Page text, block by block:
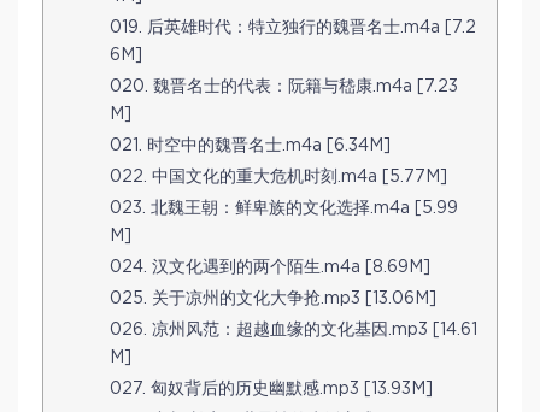
019. 后英雄时代：特立独行的魏晋名士.m4a [7.2
6M]
020. 魏晋名士的代表：阮籍与嵇康.m4a [7.23
M]
021. 时空中的魏晋名士.m4a [6.34M]
022. 中国文化的重大危机时刻.m4a [5.77M]
023. 北魏王朝：鲜卑族的文化选择.m4a [5.99
M]
024. 汉文化遇到的两个陌生.m4a [8.69M]
025. 关于凉州的文化大争抢.mp3 [13.06M]
026. 凉州风范：超越血缘的文化基因.mp3 [14.61
M]
027. 匈奴背后的历史幽默感.mp3 [13.93M]